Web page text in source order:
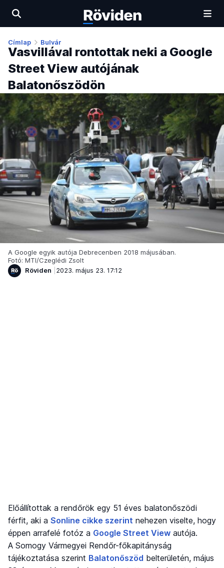
Címlap Bulvár
Vasvillával rontottak neki a Google
Street View autójának
Balatonőszödön
A Google egyik autója Debrecenben 2018 májusában.
Fotó: MTI/Czeglédi Zsolt
Röviden
2023. május 23. 17:12
Előállítottak a rendőrök egy 51 éves balatonőszödi
férfit, aki a Sonline cikke szerint nehezen viselte, hogy
éppen arrafelé fotóz a Google Street View autója.
A Somogy Vármegyei Rendőr-főkapitányság
tájékoztatása szerint Balatonőszöd belterületén, május